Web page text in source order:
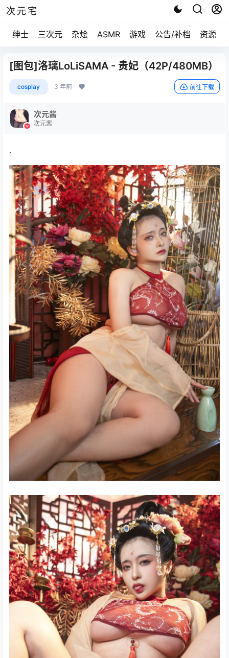
次元宅
绅士 三次元 杂烩 ASMR 游戏 公告/补档 资源求
[图包]洛璃LoLiSAMA - 贵妃（42P/480MB）
cosplay 3 年前 前往下载
次元酱
次元酱
.